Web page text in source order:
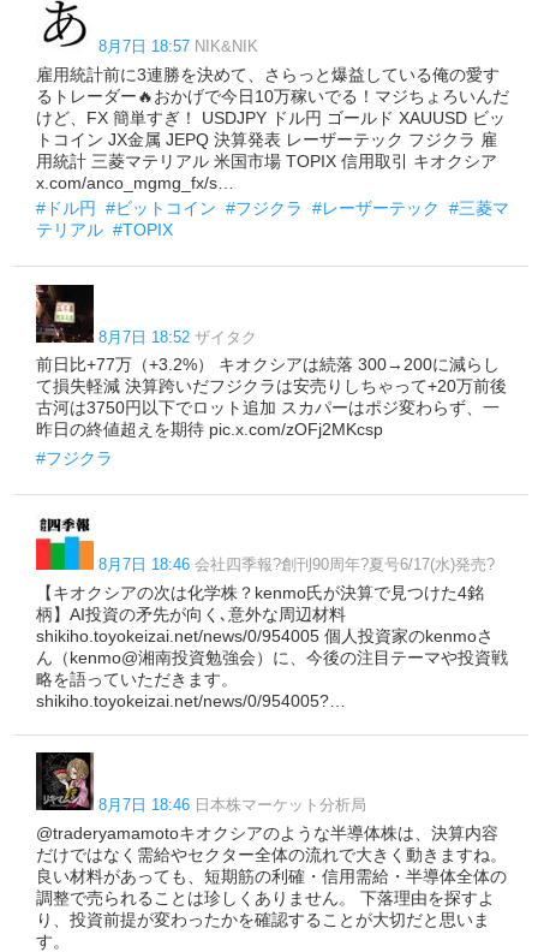
8月7日 18:57 NIK&NIK
雇用統計前に3連勝を決めて、さらっと爆益している俺の愛す
るトレーダー🔥おかげで今日10万稼いでる！マジちょろいんだ
けど、FX 簡単すぎ！ USDJPY ドル円 ゴールド XAUUSD ビッ
トコイン JX金属 JEPQ 決算発表 レーザーテック フジクラ 雇
用統計 三菱マテリアル 米国市場 TOPIX 信用取引 キオクシア
x.com/anco_mgmg_fx/s…
#ドル円
#ビットコイン #フジクラ #レーザーテック
#三菱マ
テリアル #TOPIX
8月7日 18:52 ザイタク
前日比+77万（+3.2%） キオクシアは続落 300→200に減らし
て損失軽減 決算跨いだフジクラは安売りしちゃって+20万前後
古河は3750円以下でロット追加 スカパーはポジ変わらず、一
昨日の終値超えを期待 pic.x.com/zOFj2MKcsp
#フジクラ
8月7日 18:46 会社四季報?創刊90周年?夏号6/17(水)発売?
【キオクシアの次は化学株？kenmo氏が決算で見つけた4銘
柄】AI投資の矛先が向く､意外な周辺材料
shikiho.toyokeizai.net/news/0/954005 個人投資家のkenmoさ
ん（kenmo@湘南投資勉強会）に、今後の注目テーマや投資戦
略を語っていただきます。
shikiho.toyokeizai.net/news/0/954005?…
8月7日 18:46 日本株マーケット分析局
@traderyamamotoキオクシアのような半導体株は、決算内容
だけではなく需給やセクター全体の流れで大きく動きますね。
良い材料があっても、短期筋の利確・信用需給・半導体全体の
調整で売られることは珍しくありません。 下落理由を探すよ
り、投資前提が変わったかを確認することが大切だと思いま
す。